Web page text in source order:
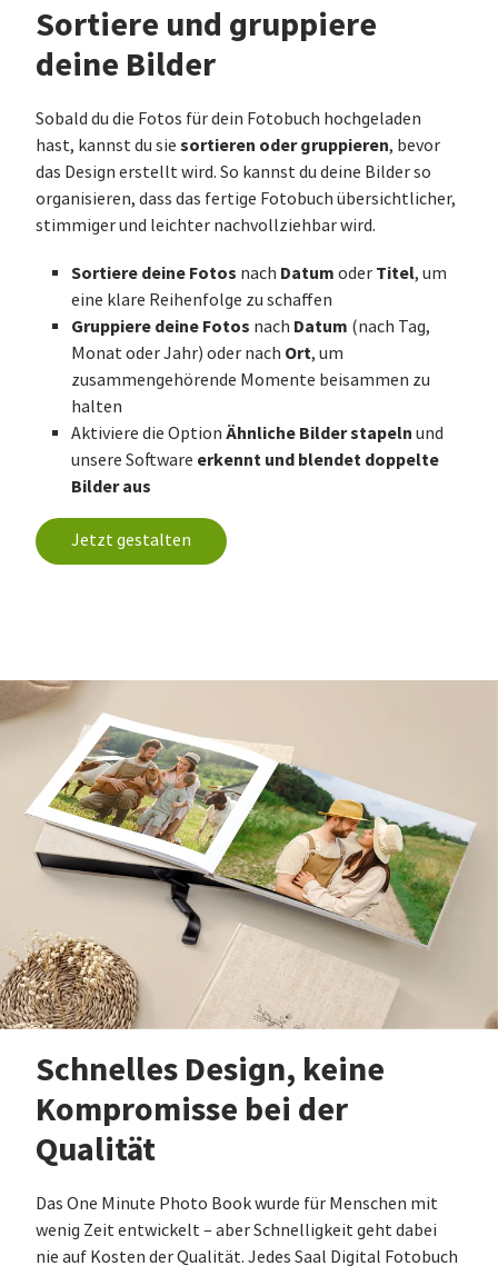
Sortiere und gruppiere
deine Bilder
Sobald du die Fotos für dein Fotobuch hochgeladen
hast, kannst du sie sortieren oder gruppieren, bevor
das Design erstellt wird. So kannst du deine Bilder so
organisieren, dass das fertige Fotobuch übersichtlicher,
stimmiger und leichter nachvollziehbar wird.
Sortiere deine Fotos nach Datum oder Titel, um
eine klare Reihenfolge zu schaffen
Gruppiere deine Fotos nach Datum (nach Tag,
Monat oder Jahr) oder nach Ort, um
zusammengehörende Momente beisammen zu
halten
Aktiviere die Option Ähnliche Bilder stapeln und
unsere Software erkennt und blendet doppelte
Bilder aus
Jetzt gestalten
Schnelles Design, keine
Kompromisse bei der
Qualität
Das One Minute Photo Book wurde für Menschen mit
wenig Zeit entwickelt – aber Schnelligkeit geht dabei
nie auf Kosten der Qualität. Jedes Saal Digital Fotobuch